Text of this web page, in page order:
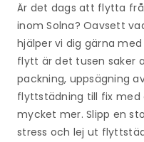
Är det dags att flytta
inom Solna? Oavsett
hjälper vi dig gärna
flytt är det tusen saker
packning, uppsägning
flyttstädning till fix med
mycket mer. Slipp en
stress och lej ut